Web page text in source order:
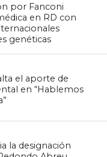
por Fanconi
en RD con
genéticas
el aporte de
en “Hablemos
la designación